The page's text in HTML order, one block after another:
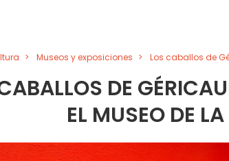
Museos y exposiciones Los caballos de
DE
EL MUSEO DE